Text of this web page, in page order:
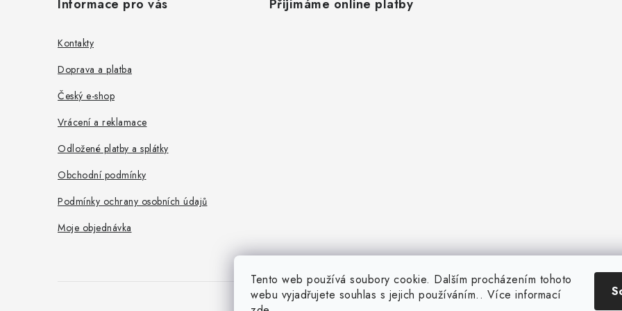
Tento web používá soubory cookie. Dalším procházením tohoto
webu vyjadřujete souhlas s jejich používáním.. Více informací
s
u
Informace pro vás
Kontakty
Doprava a platba
Český e-shop
Vrácení a reklamace
Odložené platby a splátky
Obchodní podmínky
Podmínky ochrany osobních údajů
Moje objednávka
Přijímáme online platby